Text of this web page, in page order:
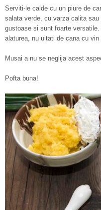
Serviti-le calde cu un piure de
salata verde, cu varza calita
gustoase si sunt foarte
alaturea, nu uitati de cana cu vin
Musai a nu se neglija acest
Pofta buna!